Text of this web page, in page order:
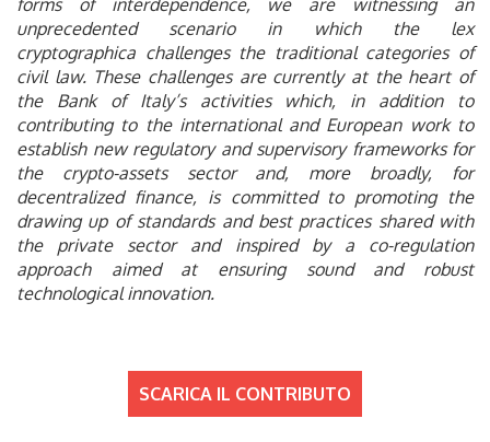
unprecedented scenario in which the lex
cryptographica challenges the traditional categories of
civil law. These challenges are currently at the heart of
the Bank of Italy’s activities which, in addition to
contributing to the international and European work to
establish new regulatory and supervisory frameworks for
the crypto-assets sector and, more broadly, for
decentralized finance, is committed to promoting the
drawing up of standards and best practices shared with
the private sector and inspired by a co-regulation
approach aimed at ensuring sound and robust
technological innovation.
SCARICA IL CONTRIBUTO